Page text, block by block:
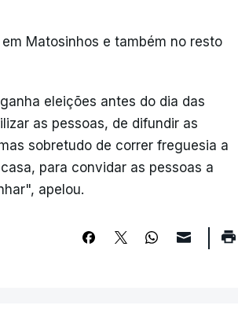
Matosinhos e também no resto
eleições antes do dia das
as pessoas, de difundir as
sobretudo de correr freguesia a
para convidar as pessoas a
apelou.